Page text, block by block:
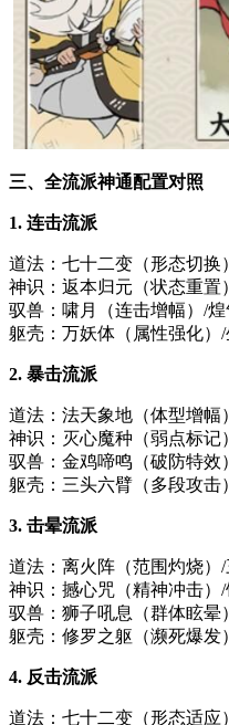
三、全流派神通配置对照
1. 连击流派
道法：七十二变（形态切换
神识：返本归元（状态重置
驭兽：啸月（连击增幅）/煌
躯壳：万妖体（属性强化）/
2. 暴击流派
道法：法天象地（体型增幅
神识：灭心魔种（弱点标记
驭兽：金鸡啼鸣（破防特效
躯壳：三头六臂（多段攻击
3. 击晕流派
道法：离火阵（范围灼烧）/
神识：撼心咒（精神冲击）/
驭兽：狮子吼息（群体眩晕）
躯壳：修罗之躯（濒死爆发
4. 反击流派
道法：七十二变（形态适应